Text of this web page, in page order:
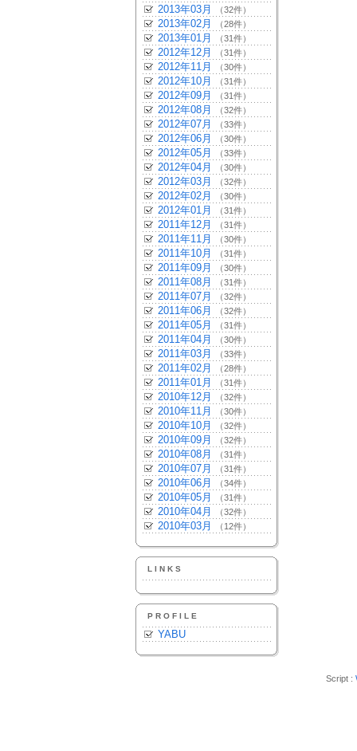
2013年03月 （32件）
2013年02月 （28件）
2013年01月 （31件）
2012年12月 （31件）
2012年11月 （30件）
2012年10月 （31件）
2012年09月 （31件）
2012年08月 （32件）
2012年07月 （33件）
2012年06月 （30件）
2012年05月 （33件）
2012年04月 （30件）
2012年03月 （32件）
2012年02月 （30件）
2012年01月 （31件）
2011年12月 （31件）
2011年11月 （30件）
2011年10月 （31件）
2011年09月 （30件）
2011年08月 （31件）
2011年07月 （32件）
2011年06月 （32件）
2011年05月 （31件）
2011年04月 （30件）
2011年03月 （33件）
2011年02月 （28件）
2011年01月 （31件）
2010年12月 （32件）
2010年11月 （30件）
2010年10月 （32件）
2010年09月 （32件）
2010年08月 （31件）
2010年07月 （31件）
2010年06月 （34件）
2010年05月 （31件）
2010年04月 （32件）
2010年03月 （12件）
LINKS
PROFILE
YABU
Script :